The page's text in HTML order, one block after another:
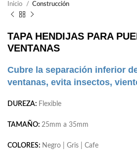
Inicio Construcción
TAPA HENDIJAS PARA
VENTANAS
Cubre la separación inferior
ventanas, evita insectos,
DUREZA: Flexible
TAMAÑO: 25mm a 35mm
COLORES: Negro | Gris | Cafe